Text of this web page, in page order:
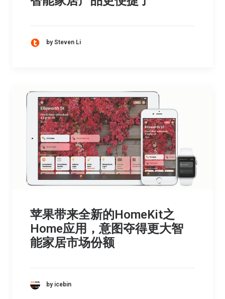
by Steven Li
苹果带来全新的HomeKit之
Home应用，意图夺得更大智
能家居市场份额
by icebin